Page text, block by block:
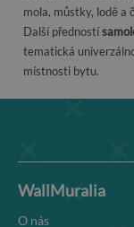
mola, můstky, lodě a
Další předností
tematická
místnosti bytu.
WallMuralia
O nás